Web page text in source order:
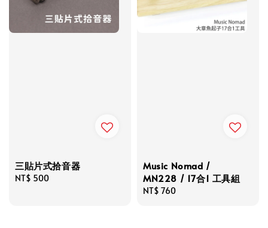
三貼片式拾音器
Regular
NT$ 500
Music Nomad /
MN228 / 17合1 工具組
Regular
NT$ 760